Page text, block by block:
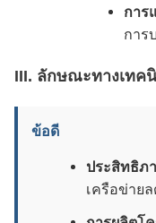
การ
การ
III. ลักษณะทางเทค
ข้อดี
ประสิทธิภ
เครือข่าย